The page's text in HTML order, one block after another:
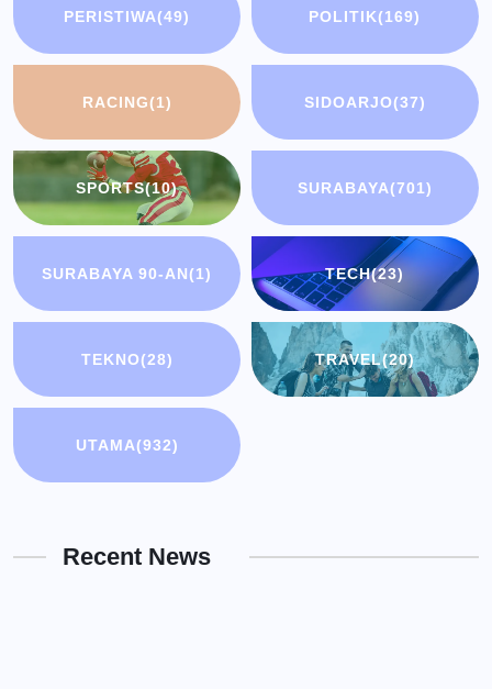
PERISTIWA(49) POLITIK(169)
RACING(1) SIDOARJO(37)
SPORTS(10) SURABAYA(701)
SURABAYA 90-AN(1) TECH(23)
TEKNO(28) TRAVEL(20)
UTAMA(932)
Recent News